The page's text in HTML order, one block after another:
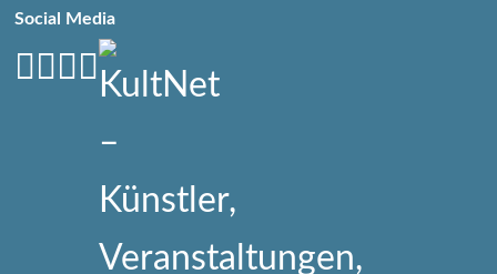
Social Media